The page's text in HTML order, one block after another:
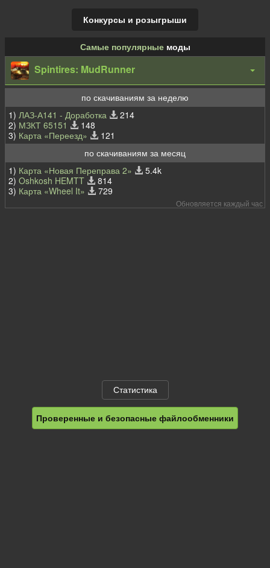
Конкурсы и розыгрыши
Самые популярныемоды
Spintires: MudRunner
по скачиваниям за неделю
1) ЛАЗ-А141 - Доработка
214
2) МЗКТ 65151
148
3) Карта «Переезд»
121
по скачиваниям за месяц
1) Карта «Новая Переправа 2»
5.4k
2) Oshkosh HEMTT
814
3) Карта «Wheel It» 729
Обновляется каждый час
Статистика
Проверенные и безопасные файлообменники